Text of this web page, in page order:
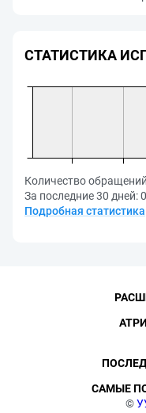
СТАТИСТИКА
Количество
За последние 30 дней:0
Подробная статистика
©
САМЫЕ